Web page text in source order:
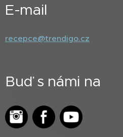
E-mail
recepce@trendigo.cz
Buď s námi na